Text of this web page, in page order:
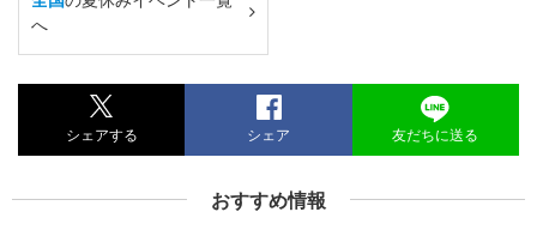
へ
シェアする シェア 友だちに送る
おすすめ情報